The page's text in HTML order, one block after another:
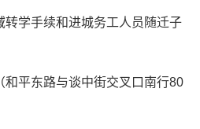
学手续和进城务工人员随迁子
平东路与谈中街交叉口南行80